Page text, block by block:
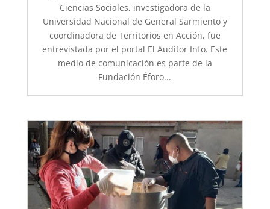
Ciencias Sociales, investigadora de la
Universidad Nacional de General Sarmiento y
coordinadora de Territorios en Acción, fue
entrevistada por el portal El Auditor Info. Este
medio de comunicación es parte de la
Fundación Éforo...